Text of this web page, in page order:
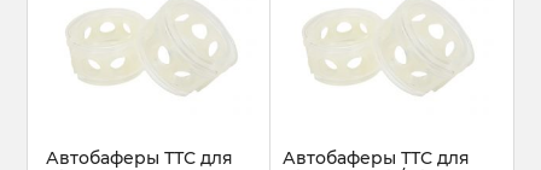
Автобаферы ТТС для
Автобаферы ТТС для